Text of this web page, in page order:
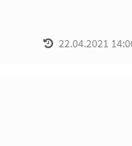
22.04.2021